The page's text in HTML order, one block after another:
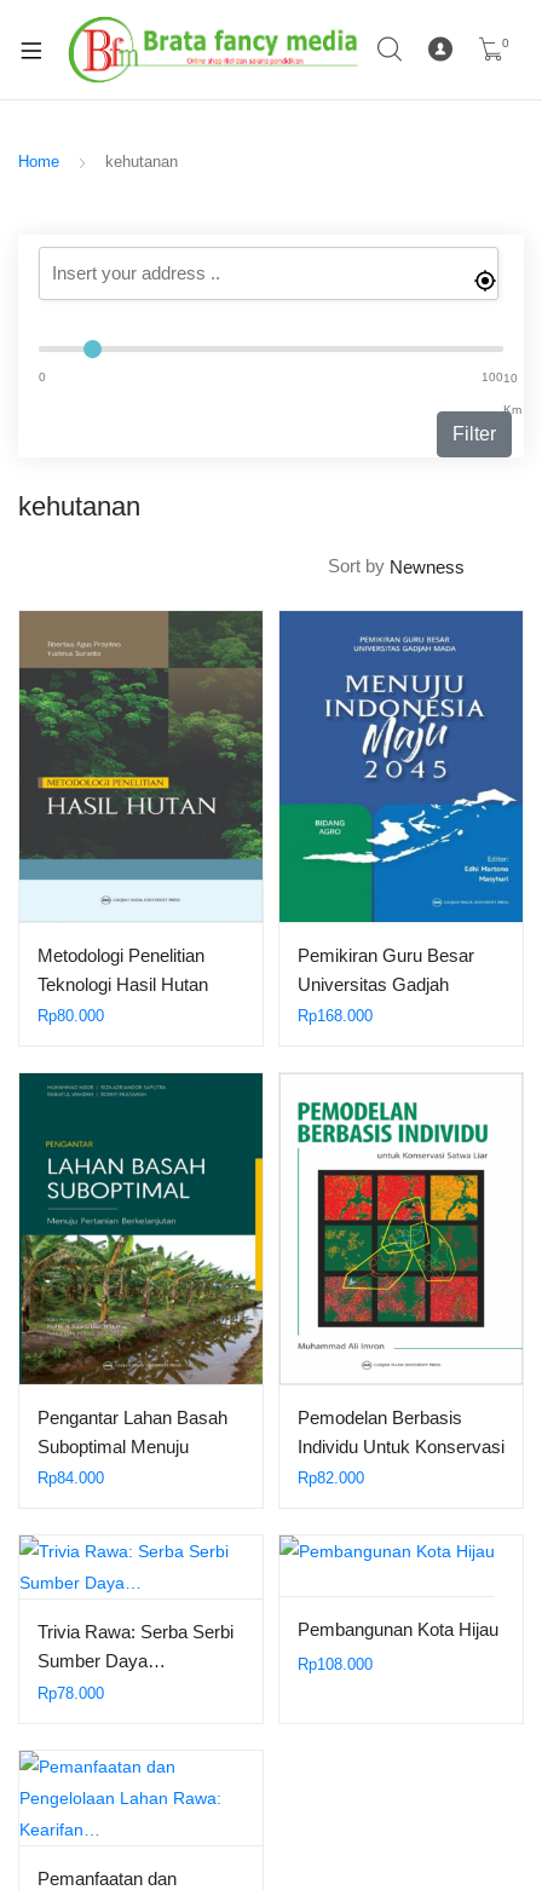
0
Home kehutanan
0 10
Km
100
Filter
kehutanan
Sort by
Metodologi Penelitian
Teknologi Hasil Hutan
Edisi…
Rp80.000
Pemikiran Guru Besar
Universitas Gadjah
Mada…
Rp168.000
Pengantar Lahan Basah
Suboptimal Menuju
Pertanian…
Rp84.000
Pemodelan Berbasis
Individu Untuk Konservasi
Satwa…
Rp82.000
Trivia Rawa: Serba Serbi
Sumber Daya…
Rp78.000
Pembangunan Kota Hijau
Rp108.000
Pemanfaatan dan